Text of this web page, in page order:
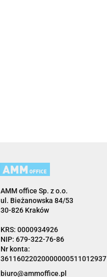
AMM office Sp. z o.o.
ul. Bieżanowska 84/53
30-826 Kraków
KRS: 0000934926
NIP: 679-322-76-86
Nr konta:
36116022020000000511012937
biuro@ammoffice.pl